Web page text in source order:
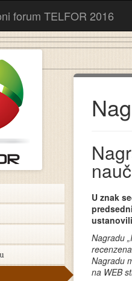
forum TELFOR 2016
U znak
ustanovili
Nagradu
Nagradu
na WEB